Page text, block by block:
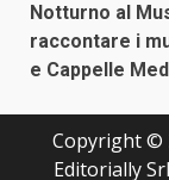
Notturno al
raccontare i
e Cappelle
Copyright ©
Editorially